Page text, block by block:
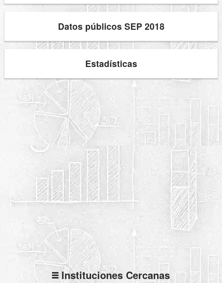
Datos públicos SEP 2018
Estadísticas
Instituciones Cercanas